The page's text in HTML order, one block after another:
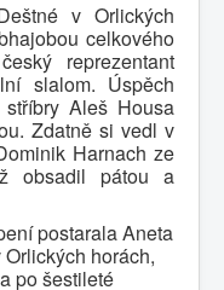
v Orlických
celkového
reprezentant
slalom. Úspěch
Aleš Housa
Zdatně si vedl v
Harnach ze
obsadil pátou a
postarala Aneta
horách,
po šestileté